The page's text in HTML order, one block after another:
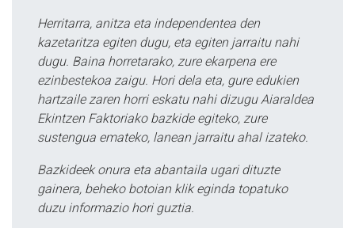
Herritarra, anitza eta independentea den
kazetaritza egiten dugu, eta egiten jarraitu nahi
dugu. Baina horretarako, zure ekarpena ere
ezinbestekoa zaigu. Hori dela eta, gure edukien
hartzaile zaren horri eskatu nahi dizugu Aiaraldea
Ekintzen Faktoriako bazkide egiteko, zure
sustengua emateko, lanean jarraitu ahal izateko.
Bazkideek onura eta abantaila ugari dituzte
gainera, beheko botoian klik eginda topatuko
duzu informazio hori guztia.